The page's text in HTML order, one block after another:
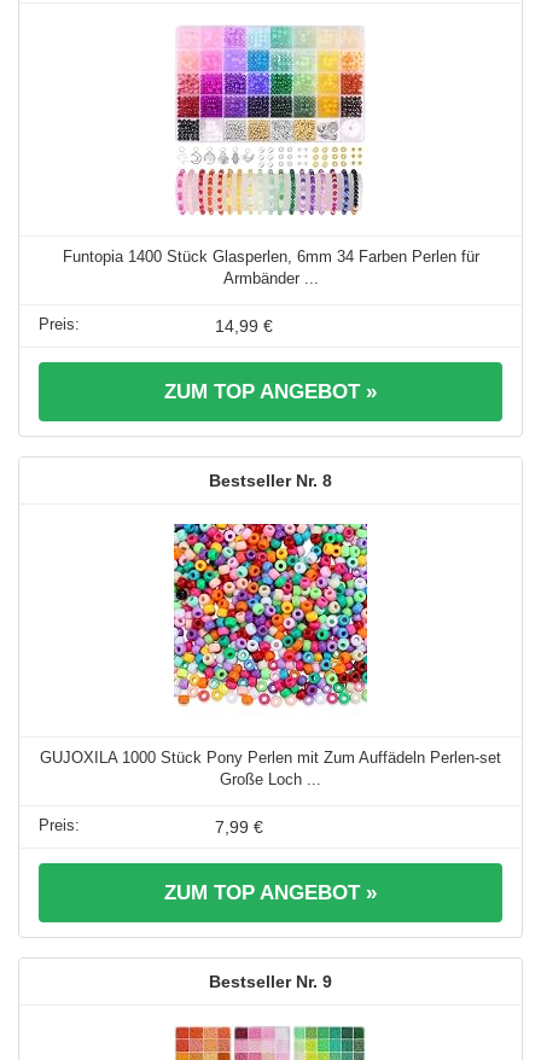
Funtopia 1400 Stück Glasperlen, 6mm 34 Farben Perlen für
Armbänder ...
14,99 €
ZUM TOP ANGEBOT »
8
GUJOXILA 1000 Stück Pony Perlen mit Zum Auffädeln Perlen-set
Große Loch ...
7,99 €
ZUM TOP ANGEBOT »
9